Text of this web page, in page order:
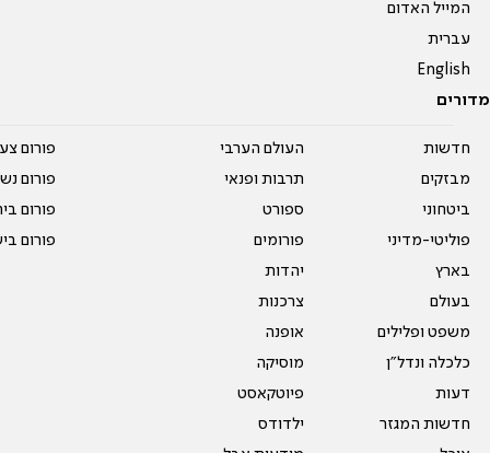
המייל האדום
עברית
English
מדורים
חדשות
מבזקים
ביטחוני
פוליטי-מדיני
בארץ
בעולם
משפט ופלילים
כלכלה ונדל"ן
דעות
חדשות המגזר
העולם הערבי
תרבות ופנאי
ספורט
פורומים
יהדות
צרכנות
אופנה
מוסיקה
פיוטקאסט
ילדודס
פורום
פורום
פורום
פורום